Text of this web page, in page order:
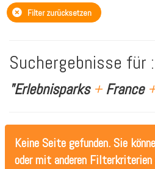
Filter zurücksetzen
Suchergebnisse für :
"Erlebnisparks +France
Keine Seite gefunden. Sie
oder mit anderen Filterkriterien